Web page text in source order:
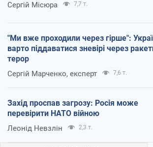
Сергій Місюра 7,7 т.
"Ми вже проходили через гірше":
варто піддаватися зневірі через
терор
Сергій Марченко, експерт 7,6 т.
Захід проспав загрозу: Росія може
перевірити НАТО війною
Леонід Невзлін 2,3 т.